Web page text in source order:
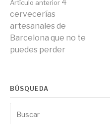
Seguir
leyendo
Artículo anterior 4
cervecerías
artesanales de
Barcelona que no te
puedes perder
BÚSQUEDA
por: